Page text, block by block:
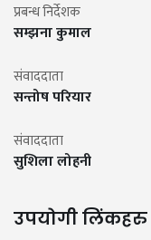
प्रबन्ध निर्देशक
सम्झना कुमाल
संवाददाता
सन्तोष परियार
संवाददाता
सुशिला लोहनी
उपयोगी लिंकहरु